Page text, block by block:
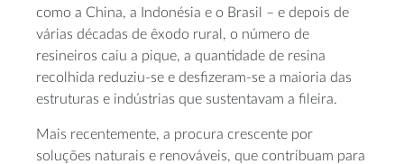
como a China, a Indonésia e o Brasil – e depois de
várias décadas de êxodo rural, o número de
resineiros caiu a pique, a quantidade de resina
recolhida reduziu-se e desfizeram-se a maioria das
estruturas e indústrias que sustentavam a fileira.
Mais recentemente, a procura crescente por
soluções naturais e renováveis, que contribuam para